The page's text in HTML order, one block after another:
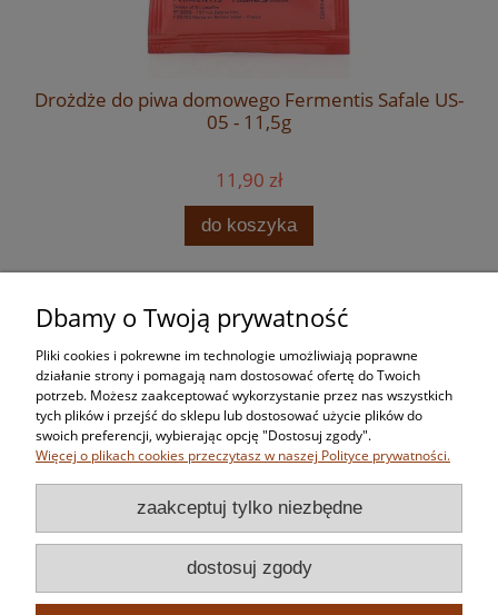
Drożdże do piwa domowego Fermentis Safale US-
05 - 11,5g
11,90 zł
do koszyka
Zakupy
Pomoc
Moje konto
Informacje
Dbamy o Twoją prywatność
Pliki cookies i pokrewne im technologie umożliwiają poprawne
działanie strony i pomagają nam dostosować ofertę do Twoich
potrzeb. Możesz zaakceptować wykorzystanie przez nas wszystkich
tych plików i przejść do sklepu lub dostosować użycie plików do
swoich preferencji, wybierając opcję "Dostosuj zgody".
Więcej o plikach cookies przeczytasz w naszej Polityce prywatności.
zaakceptuj tylko niezbędne
dostosuj zgody